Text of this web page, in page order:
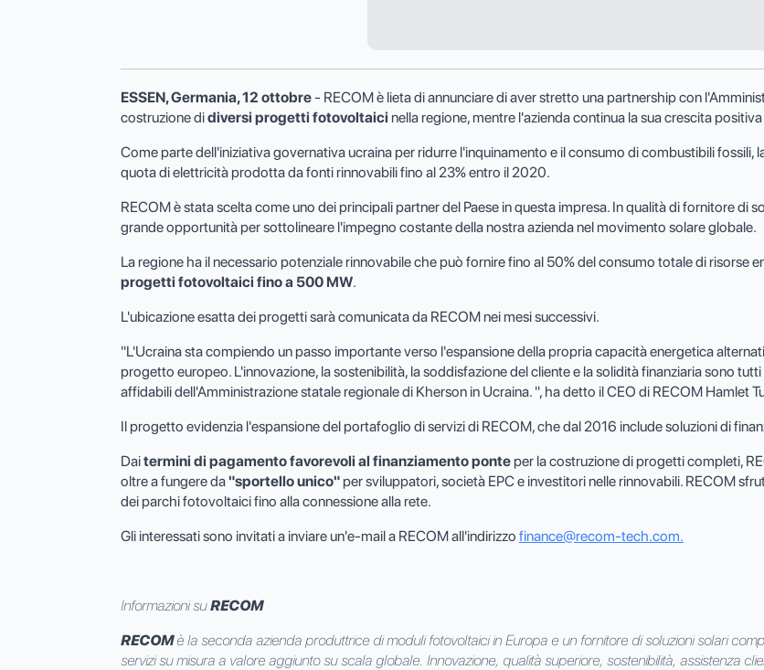
ESSEN, Germania, 12 ottobre- RECOM è lieta di annunciare di aver stretto una partnership con
costruzione didiversi progetti fotovoltaici nella regione, mentre l'azienda continua la sua crescita
Come parte dell'iniziativa governativa ucraina per ridurre l'inquinamento e il consumo di combustibili fossili,
quota di elettricità prodotta da fonti rinnovabili fino al 23% entro il 2020.
RECOM è stata scelta come uno dei principali partner del Paese in questa impresa. In qualità di fornitore di
grande opportunità per sottolineare l'impegno costante della nostra azienda nel movimento solare globale.
La regione ha il necessario potenziale rinnovabile che può fornire fino al 50% del consumo totale di risorse
progetti fotovoltaici fino a 500 MW.
L'ubicazione esatta dei progetti sarà comunicata da RECOM nei mesi successivi.
"L'Ucraina sta compiendo un passo importante verso l'espansione della propria capacità energetica
progetto europeo. L'innovazione, la sostenibilità, la soddisfazione del cliente e la solidità finanziaria sono
affidabili dell'Amministrazione statale regionale di Kherson in Ucraina. ", ha detto il CEO di RECOM Hamlet
Il progetto evidenzia l'espansione del portafoglio di servizi di RECOM, che dal 2016 include soluzioni di
Daitermini di pagamento favorevoli al finanziamento ponteper la costruzione di progetti completi,
oltre a fungere da"sportello unico"per sviluppatori, società EPC e investitori nelle rinnovabili. RECOM
dei parchi fotovoltaici fino alla connessione alla rete.
Gli interessati sono invitati a inviare un'e-mail a RECOM all'indirizzo finance@recom-tech.com.
Informazioni suRECOM
RECOMè la seconda azienda produttrice di moduli fotovoltaici in Europa e un fornitore di soluzioni solari
servizi su misura a valore aggiunto su scala globale. Innovazione, qualità superiore, sostenibilità, assistenza